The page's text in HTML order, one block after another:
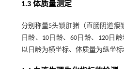
1.3 体质量测定
分别称量5头锁肛猪（直肠阴道瘘
日龄、10日龄、60日龄、120日
以日龄为横坐标、体质量为纵坐标